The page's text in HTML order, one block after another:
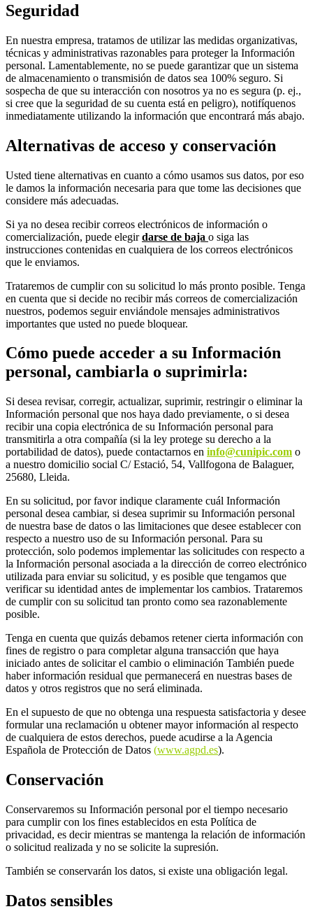
Seguridad
En nuestra empresa, tratamos de utilizar las medidas organizativas,
técnicas y administrativas razonables para proteger la Información
personal. Lamentablemente, no se puede garantizar que un sistema
de almacenamiento o transmisión de datos sea 100% seguro. Si
sospecha de que su interacción con nosotros ya no es segura (p. ej.,
si cree que la seguridad de su cuenta está en peligro), notifíquenos
inmediatamente utilizando la información que encontrará más abajo.
Alternativas de acceso y conservación
Usted tiene alternativas en cuanto a cómo usamos sus datos, por eso
le damos la información necesaria para que tome las decisiones que
considere más adecuadas.
Si ya no desea recibir correos electrónicos de información o
comercialización, puede elegirdarse de baja o siga las
instrucciones contenidas en cualquiera de los correos electrónicos
que le enviamos.
Trataremos de cumplir con su solicitud lo más pronto posible. Tenga
en cuenta que si decide no recibir más correos de comercialización
nuestros, podemos seguir enviándole mensajes administrativos
importantes que usted no puede bloquear.
Cómo puede acceder a su Información
personal, cambiarla o suprimirla:
Si desea revisar, corregir, actualizar, suprimir, restringir o eliminar la
Información personal que nos haya dado previamente, o si desea
recibir una copia electrónica de su Información personal para
transmitirla a otra compañía (si la ley protege su derecho a la
portabilidad de datos), puede contactarnos en info@cunipic.com o
a nuestro domicilio social C/ Estació, 54, Vallfogona de Balaguer,
25680, Lleida.
En su solicitud, por favor indique claramente cuál Información
personal desea cambiar, si desea suprimir su Información personal
de nuestra base de datos o las limitaciones que desee establecer con
respecto a nuestro uso de su Información personal. Para su
protección, solo podemos implementar las solicitudes con respecto a
la Información personal asociada a la dirección de correo electrónico
utilizada para enviar su solicitud, y es posible que tengamos que
verificar su identidad antes de implementar los cambios. Trataremos
de cumplir con su solicitud tan pronto como sea razonablemente
posible.
Tenga en cuenta que quizás debamos retener cierta información con
fines de registro o para completar alguna transacción que haya
iniciado antes de solicitar el cambio o eliminación También puede
haber información residual que permanecerá en nuestras bases de
datos y otros registros que no será eliminada.
En el supuesto de que no obtenga una respuesta satisfactoria y desee
formular una reclamación u obtener mayor información al respecto
de cualquiera de estos derechos, puede acudirse a la Agencia
Española de Protección de Datos (www.agpd.es).
Conservación
Conservaremos su Información personal por el tiempo necesario
para cumplir con los fines establecidos en esta Política de
privacidad, es decir mientras se mantenga la relación de información
o solicitud realizada y no se solicite la supresión.
También se conservarán los datos, si existe una obligación legal.
Datos sensibles